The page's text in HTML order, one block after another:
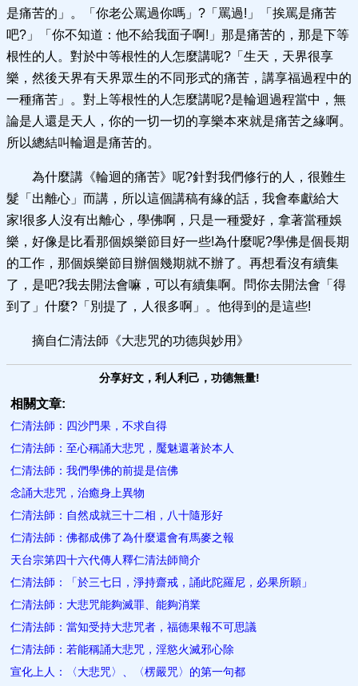
是痛苦的」。「你老公罵過你嗎」?「罵過!」「挨罵是痛苦
吧?」「你不知道：他不給我面子啊!」那是痛苦的，那是下等
根性的人。對於中等根性的人怎麼講呢?「生天，天界很享
樂，然後天界有天界眾生的不同形式的痛苦，講享福過程中的
一種痛苦」。對上等根性的人怎麼講呢?是輪迴過程當中，無
論是人還是天人，你的一切一切的享樂本來就是痛苦之緣啊。
所以總結叫輪迴是痛苦的。
為什麼講《輪迴的痛苦》呢?針對我們修行的人，很難生
髮「出離心」而講，所以這個講稿有緣的話，我會奉獻給大
家!很多人沒有出離心，學佛啊，只是一種愛好，拿著當種娛
樂，好像是比看那個娛樂節目好一些!為什麼呢?學佛是個長期
的工作，那個娛樂節目辦個幾期就不辦了。再想看沒有續集
了，是吧?我去開法會嘛，可以有續集啊。問你去開法會「得
到了」什麼?「別提了，人很多啊」。他得到的是這些!
摘自仁清法師《大悲咒的功德與妙用》
分享好文，利人利己，功德無量!
相關文章:
仁清法師：四沙門果，不求自得
仁清法師：至心稱誦大悲咒，魘魅還著於本人
仁清法師：我們學佛的前提是信佛
念誦大悲咒，治癒身上異物
仁清法師：自然成就三十二相，八十隨形好
仁清法師：佛都成佛了為什麼還會有馬麥之報
天台宗第四十六代傳人釋仁清法師簡介
仁清法師：「於三七日，淨持齋戒，誦此陀羅尼，必果所願」
仁清法師：大悲咒能夠滅罪、能夠消業
仁清法師：當知受持大悲咒者，福德果報不可思議
仁清法師：若能稱誦大悲咒，淫慾火滅邪心除
宣化上人：​〈大悲咒〉、〈楞嚴咒〉的第一句都